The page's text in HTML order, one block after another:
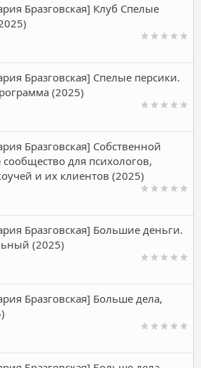
Бразговская] Клуб Спелые
Бразговская] Спелые персики.
(2025)
Бразговская] Собственной
для психологов,
и их клиентов (2025)
Бразговская] Большие деньги.
(2025)
Бразговская] Больше дела,